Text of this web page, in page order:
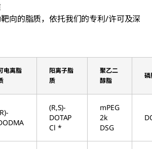
向的脂质，依托我们的专利/许可及深
电离脂
阳离子脂
质
聚乙二
醇脂
磷
(R,S)-
DOTAP
Cl *
mPEG
2k
DSG